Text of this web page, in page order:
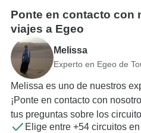
Ponte en contacto con
viajes a Egeo
Melissa
Experto en Egeo de
Melissa es uno de nuestros
¡Ponte en contacto con
tus preguntas sobre los
Elige entre +54 circuitos